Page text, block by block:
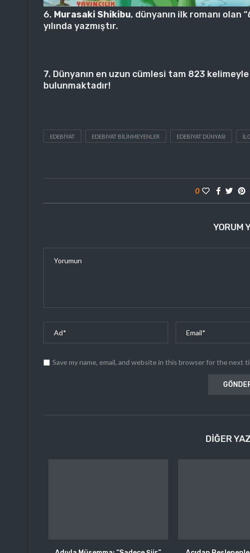
6. Murasaki Shikibu, dünyanın ilk romanı olan “
yılında yazmıştır.
7. Dünyanın en uzun cümlesi tam 823 kelimeyle
bulunmaktadır!
EDEBIYAT EDEBIYAT BILINMEYENLER EDEBIYAT DÜNYASI
0
YORUM
Save my name, email, and website in this browser for the next
DIĞER